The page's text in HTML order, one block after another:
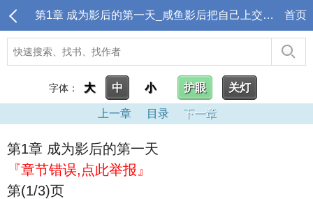
第1章 成为影后的第一天_咸鱼影后把自己上交给奥运滑雪［竞技］ 首页
字体： 大 中 小 护眼 关灯
上一章 目录 下一章
第1章 成为影后的第一天
『章节错误,点此举报』
第(1/3)页